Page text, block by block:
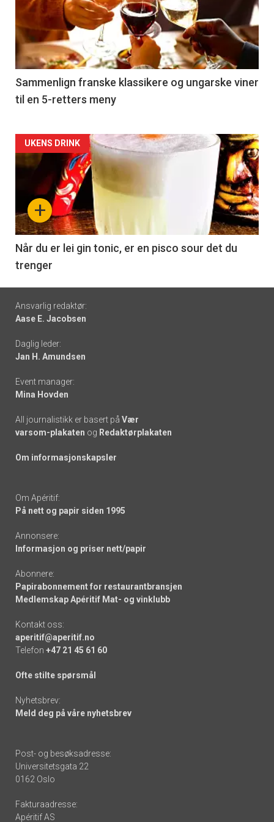
akkurat
nå
-
5
Sammenlign franske klassikere og ungarske viner
til en 5-retters meny
Forsiden
akkurat
nå
-
6
+
UKENS DRINK
Når du er lei gin tonic, er en pisco sour det du
trenger
Footer
-
links
Ansvarlig redaktør:
Aase E. Jacobsen
Daglig leder:
Jan H. Amundsen
Event manager:
Mina Hovden
All journalistikk er basert på Vær
varsom-plakaten og Redaktørplakaten
Om informasjonskapsler
Om Apéritif:
På nett og papir siden 1995
Annonsere:
Informasjon og priser nett/papir
Abonnere:
Papirabonnement for restaurantbransjen
Medlemskap Apéritif Mat- og vinklubb
Kontakt oss:
aperitif@aperitif.no
Telefon +47 21 45 61 60
Ofte stilte spørsmål
Nyhetsbrev:
Meld deg på våre nyhetsbrev
Post- og besøksadresse:
Universitetsgata 22
0162 Oslo
Fakturaadresse:
Apéritif AS